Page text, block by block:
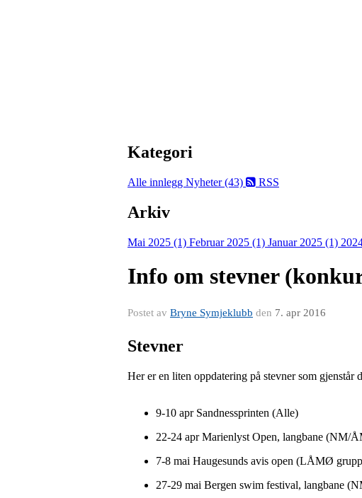
Kategori
Alle innlegg Nyheter (43) RSS
Arkiv
Mai 2025 (1) Februar 2025 (1) Januar 2025 (1)
Info om stevner
Postet av Bryne Symjeklubb den 7. apr 2016
Stevner
Her er en liten oppdatering på stevner som
9-10 apr Sandnessprinten (Alle)
22-24 apr Marienlyst Open, langbane (NM/
7-8 mai Haugesunds avis open (LÅMØ
27-29 mai Bergen swim festival, langbane